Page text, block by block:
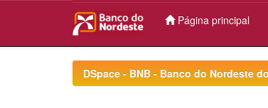
Página principal
DSpace - BNB - Banco do Nordeste